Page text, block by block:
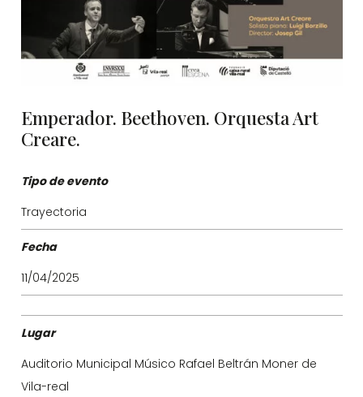
Emperador. Beethoven. Orquesta Art
Creare.
Tipo de evento
Trayectoria
Fecha
11/04/2025
Lugar
Auditorio Municipal Músico Rafael Beltrán Moner de
Vila-real